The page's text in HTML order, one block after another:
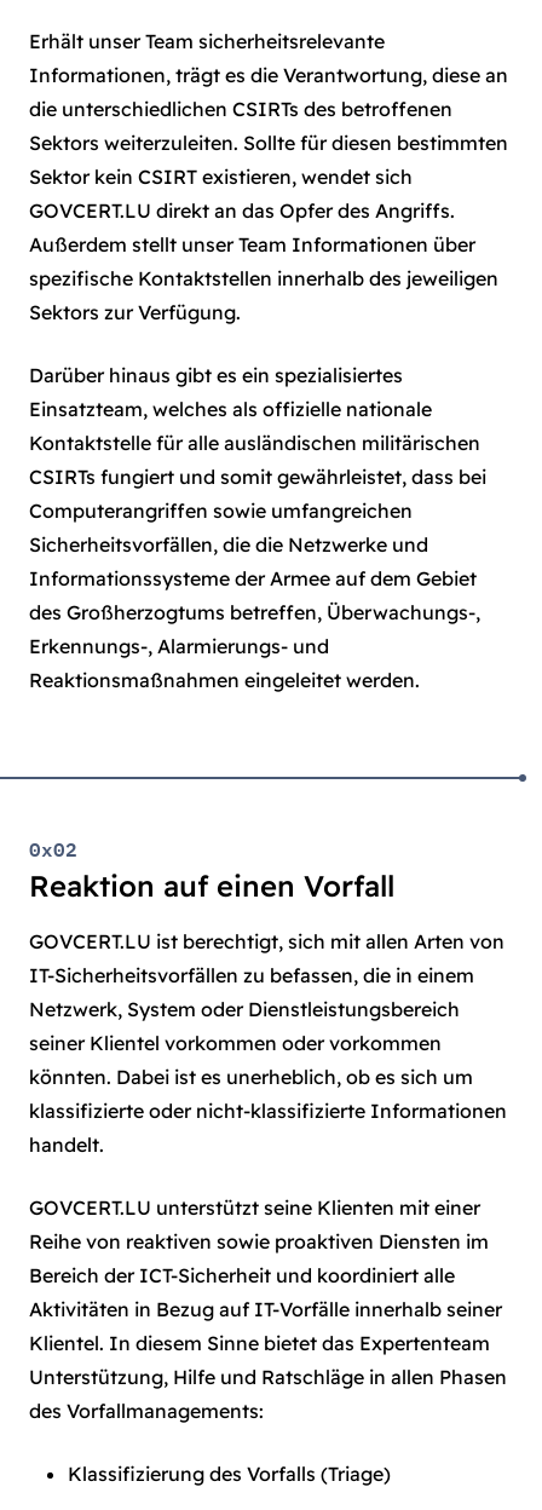
Erhält unser Team sicherheitsrelevante
Informationen, trägt es die Verantwortung, diese an
die unterschiedlichen CSIRTs des betroffenen
Sektors weiterzuleiten. Sollte für diesen bestimmten
Sektor kein CSIRT existieren, wendet sich
GOVCERT.LU direkt an das Opfer des Angriffs.
Außerdem stellt unser Team Informationen über
spezifische Kontaktstellen innerhalb des jeweiligen
Sektors zur Verfügung.
Darüber hinaus gibt es ein spezialisiertes
Einsatzteam, welches als offizielle nationale
Kontaktstelle für alle ausländischen militärischen
CSIRTs fungiert und somit gewährleistet, dass bei
Computerangriffen sowie umfangreichen
Sicherheitsvorfällen, die die Netzwerke und
Informationssysteme der Armee auf dem Gebiet
des Großherzogtums betreffen, Überwachungs-,
Erkennungs-, Alarmierungs- und
Reaktionsmaßnahmen eingeleitet werden.
0x02
Reaktion auf einen Vorfall
GOVCERT.LU ist berechtigt, sich mit allen Arten von
IT-Sicherheitsvorfällen zu befassen, die in einem
Netzwerk, System oder Dienstleistungsbereich
seiner Klientel vorkommen oder vorkommen
könnten. Dabei ist es unerheblich, ob es sich um
klassifizierte oder nicht-klassifizierte Informationen
handelt.
GOVCERT.LU unterstützt seine Klienten mit einer
Reihe von reaktiven sowie proaktiven Diensten im
Bereich der ICT-Sicherheit und koordiniert alle
Aktivitäten in Bezug auf IT-Vorfälle innerhalb seiner
Klientel. In diesem Sinne bietet das Expertenteam
Unterstützung, Hilfe und Ratschläge in allen Phasen
des Vorfallmanagements:
Klassifizierung des Vorfalls (Triage)